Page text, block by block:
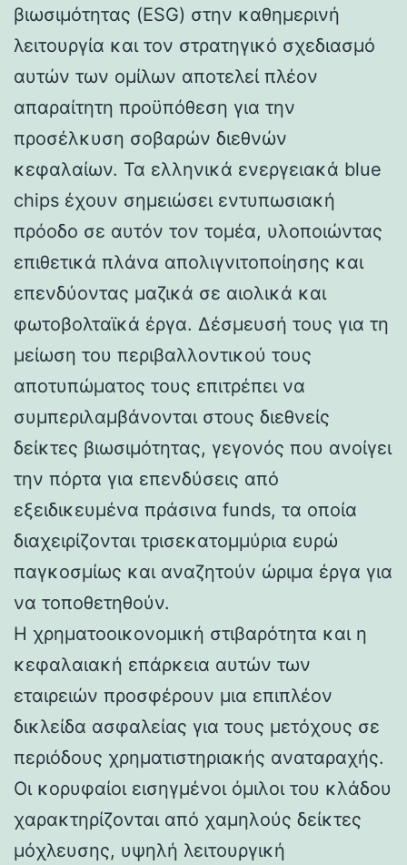
βιωσιμότητας (ESG) στην καθημερινή
λειτουργία και τον στρατηγικό σχεδιασμό
αυτών των ομίλων αποτελεί πλέον
απαραίτητη προϋπόθεση για την
προσέλκυση σοβαρών διεθνών
κεφαλαίων. Τα ελληνικά ενεργειακά blue
chips έχουν σημειώσει εντυπωσιακή
πρόοδο σε αυτόν τον τομέα, υλοποιώντας
επιθετικά πλάνα απολιγνιτοποίησης και
επενδύοντας μαζικά σε αιολικά και
φωτοβολταϊκά έργα. Δέσμευσή τους για τη
μείωση του περιβαλλοντικού τους
αποτυπώματος τους επιτρέπει να
συμπεριλαμβάνονται στους διεθνείς
δείκτες βιωσιμότητας, γεγονός που ανοίγει
την πόρτα για επενδύσεις από
εξειδικευμένα πράσινα funds, τα οποία
διαχειρίζονται τρισεκατομμύρια ευρώ
παγκοσμίως και αναζητούν ώριμα έργα για
να τοποθετηθούν.
Η χρηματοοικονομική στιβαρότητα και η
κεφαλαιακή επάρκεια αυτών των
εταιρειών προσφέρουν μια επιπλέον
δικλείδα ασφαλείας για τους μετόχους σε
περιόδους χρηματιστηριακής αναταραχής.
Οι κορυφαίοι εισηγμένοι όμιλοι του κλάδου
χαρακτηρίζονται από χαμηλούς δείκτες
μόχλευσης, υψηλή λειτουργική